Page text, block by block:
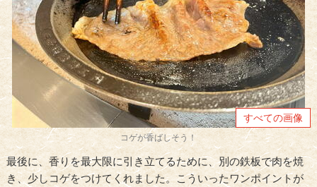
すべての画像
コゲが香ばしそう！
最後に、香りを最大限に引き立てるために、別の鉄板で肉を焼
き、少しコゲをつけてくれました。こういったワンポイントが